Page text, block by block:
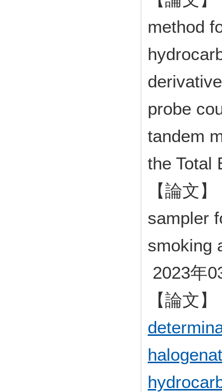
method
probe
tandem
the Total
【論文
sampler
smoking
2023年
【論文】